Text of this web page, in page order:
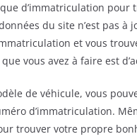
d’immatriculation
du site n’est pas à
et vous
vous avez à faire est
de véhicule, vous
d’immatriculation.
trouver votre propre